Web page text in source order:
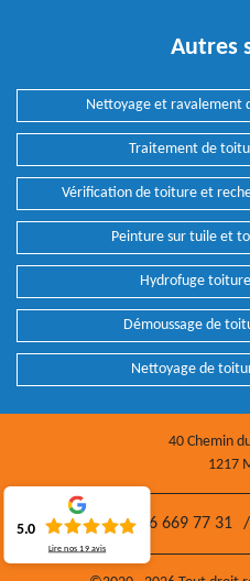
Autres
Nettoyage et ravalement
Traitement de
Vérification de toiture et
Peinture sur tuile et
Hydrofuge
Démoussage de
Nettoyage de
40 Chemin
1217
+4176 669 77 31 /
5.0
Lire nos19 avis